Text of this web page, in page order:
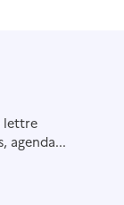
lettre
agenda...